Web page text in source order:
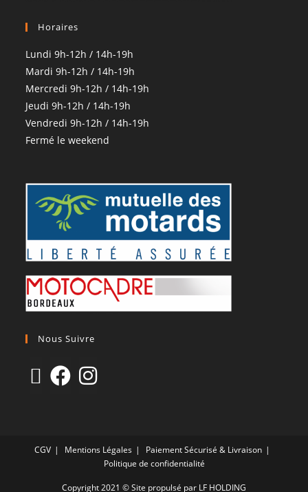
Horaires
Lundi 9h-12h / 14h-19h
Mardi 9h-12h / 14h-19h
Mercredi 9h-12h / 14h-19h
Jeudi 9h-12h / 14h-19h
Vendredi 9h-12h / 14h-19h
Fermé le weekend
Nous Suivre
CGV Mentions Légales
Paiement Sécurisé & Livraison
Politique de confidentialité
Copyright 2021 © Site propulsé par LF HOLDING